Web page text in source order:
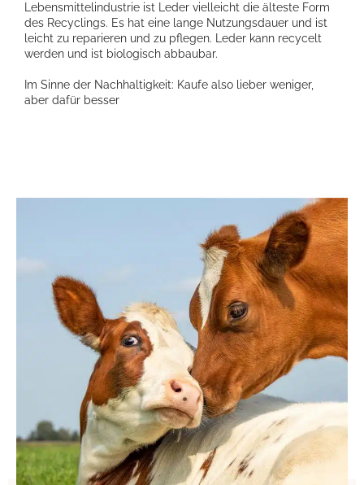
Lebensmittelindustrie ist Leder vielleicht die älteste Form
des Recyclings. Es hat eine lange Nutzungsdauer und ist
leicht zu reparieren und zu pflegen. Leder kann recycelt
werden und ist biologisch abbaubar.
Im Sinne der Nachhaltigkeit: Kaufe also lieber weniger,
aber dafür besser